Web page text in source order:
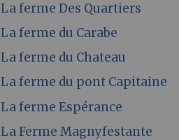
La ferme Des Quartiers
La ferme du Carabe
La ferme du Chateau
La ferme du pont Capitaine
La ferme Espérance
La Ferme Magnyfestante